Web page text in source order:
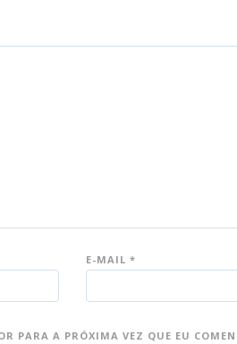
E-MAIL *
PARA A PRÓXIMA VEZ QUE EU